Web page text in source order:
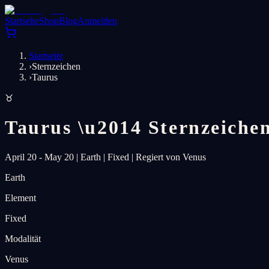
StartseiteShopBlogAnmelden
Startseite
›Sternzeichen
›Taurus
♉
Taurus \u2014
April 20 - May 20 | Earth | Fixed | Regiert von Venus
Earth
Element
Fixed
Modalität
Venus